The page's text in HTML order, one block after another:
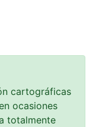
cartográficas
ocasiones
totalmente